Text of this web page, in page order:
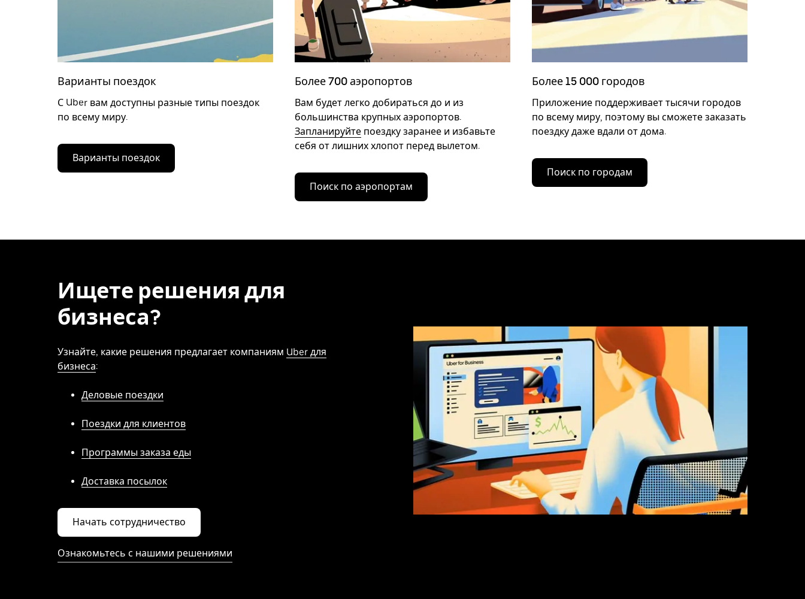
Варианты поездок
С Uber вам доступны разные типы поездок
по всему миру.
Варианты поездок
Более 700 аэропортов
Вам будет легко добираться до и из
большинства крупных аэропортов.
Запланируйте поездку заранее и избавьте
себя от лишних хлопот перед вылетом.
Поиск по аэропортам
Более 15 000 городов
Приложение поддерживает тысячи городов
по всему миру, поэтому вы сможете заказать
поездку даже вдали от дома.
Поиск по городам
Ищете решения для
бизнеса?
Узнайте, какие решения предлагает компаниям Uber для
бизнеса:
Деловые поездки
Поездки для клиентов
Программы заказа еды
Доставка посылок
Начать сотрудничество
Ознакомьтесь с нашими решениями